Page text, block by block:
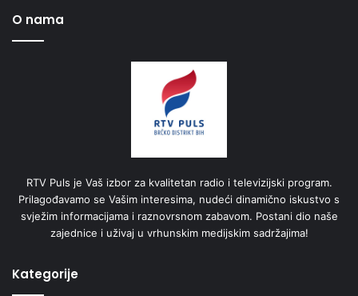
O nama
RTV Puls je Vaš izbor za kvalitetan radio i televizijski program.
Prilagođavamo se Vašim interesima, nudeći dinamično iskustvo s
svježim informacijama i raznovrsnom zabavom. Postani dio naše
zajednice i uživaj u vrhunskim medijskim sadržajima!
Kategorije